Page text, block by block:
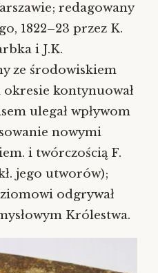
redagowany
1822–23 przez K.
i J.K.
ze środowiskiem
kontynuował
ulegał wpływom
nowymi
i twórczością F.
jego utworów);
odgrywał
Królestwa.